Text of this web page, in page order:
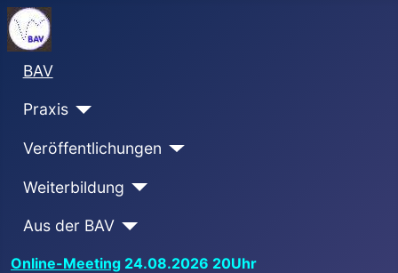
BAV
Praxis
Veröffentlichungen
Weiterbildung
Aus der BAV
Online-Meeting 24.08.2026 20Uhr